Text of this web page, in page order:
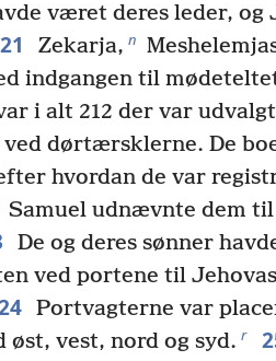
været deres leder, og
21 Zekarja, n
indgangen til
i alt 212 der var
dørtærsklerne. De
hvordan de var
Samuel udnævnte dem til
De og deres sønner
ved portene til
Portvagterne var
øst, vest, nord og syd. r